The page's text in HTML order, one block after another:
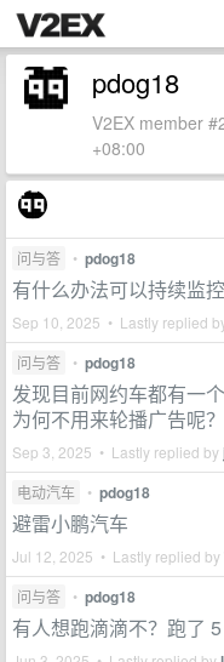
pdog18
V2EX member
+08:00
问与答 • pdog18
有什么办法可以持续监
Sep 10, 2025 • Lastly replied
问与答 • pdog18
发现目前网约车都有一
为何不用来轮播广告呢？
Sep 3, 2025 • Lastly replied by
电动汽车 • pdog18
避雷小鹏汽车
Jul 12, 2025 • Lastly replied by
问与答 • pdog18
有人想跑滴滴不？跑了 5